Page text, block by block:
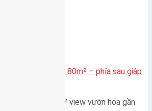
giá X2 Thái Bình 80m² – phía sau giáp
X2 Thái Bình 80m² view vườn hoa gần